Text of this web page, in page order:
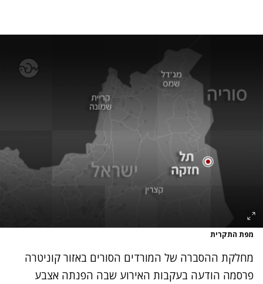
מפת התקרית
מחלקת ההסברה של המורדים הסורים באזור קוניטרה
פרסמה הודעה בעקבות האירוע שבה הפנתה אצבע